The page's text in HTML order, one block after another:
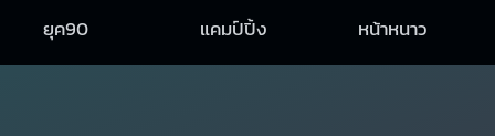
ยุค90
แคมป์ปิ้ง หน้าหนาว